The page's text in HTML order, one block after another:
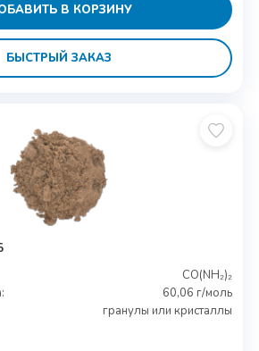
В КОРЗИНУ
БЫСТРЫЙ ЗАКАЗ
CO(NH₂)₂
60,06 г/моль
гранулы или кристаллы